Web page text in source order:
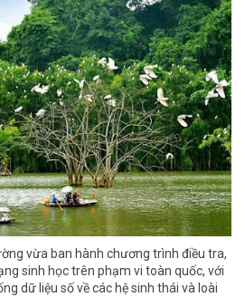
vừa ban hành chương trình điều tra,
sinh học trên phạm vi toàn quốc, với
dữ liệu số về các hệ sinh thái và loài